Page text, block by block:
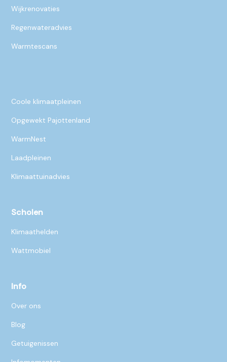
Wijkrenovaties
Regenwateradvies
Warmtescans
Coole klimaatpleinen
Opgewekt Pajottenland
WarmNest
Laadpleinen
Klimaattuinadvies
Scholen
Klimaathelden
Wattmobiel
Info
Over ons
Blog
Getuigenissen